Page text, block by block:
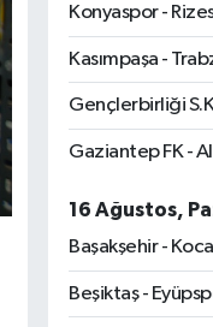
Konyaspor -
Kasımpaşa -
Gençlerbirliği
Gaziantep FK -
16 Ağustos,
Başakşehir -
Beşiktaş -